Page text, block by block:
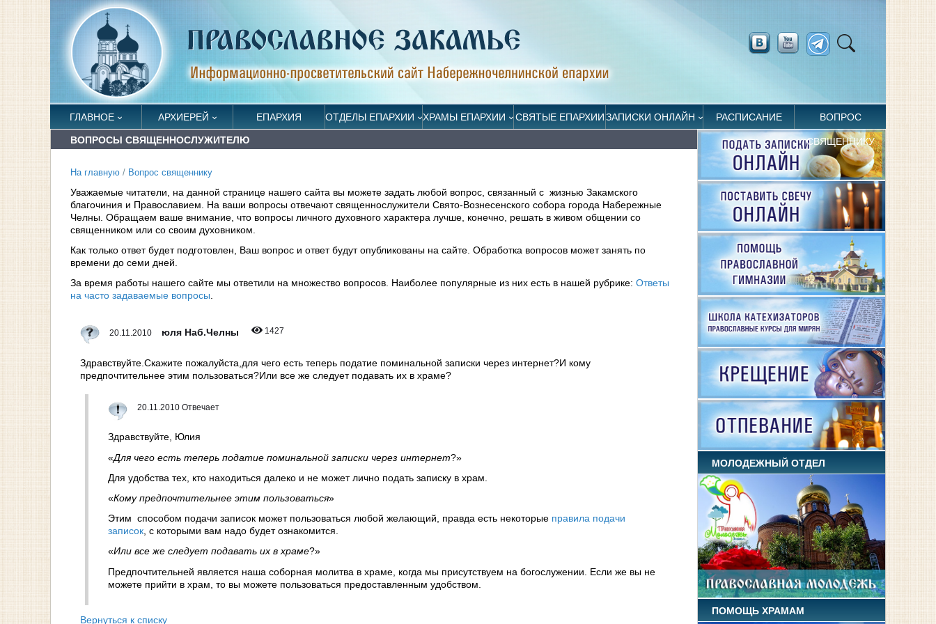
ГЛАВНОЕ АРХИЕРЕЙ ЕПАРХИЯ ОТДЕЛЫ ЕПАРХИИ ХРАМЫ ЕПАРХИИ СВЯТЫЕ ЕПАРХИИЗАПИСКИ ОНЛАЙН РАСПИСАНИЕ ВОПРОС
СВЯЩЕННИКУ
ВОПРОСЫ СВЯЩЕННОСЛУЖИТЕЛЮ
На главную / Вопрос священнику
Уважаемые читатели, на данной странице нашего сайта вы можете задать любой вопрос, связанный с жизнью Закамского
благочиния и Православием. На ваши вопросы отвечают священнослужители Свято-Вознесенского собора города Набережные
Челны. Обращаем ваше внимание, что вопросы личного духовного характера лучше, конечно, решать в живом общении со
священником или со своим духовником.
Как только ответ будет подготовлен, Ваш вопрос и ответ будут опубликованы на сайте. Обработка вопросов может занять по
времени до семи дней.
За время работы нашего сайте мы ответили на множество вопросов. Наиболее популярные из них есть в нашей рубрике: Ответы
на часто задаваемые вопросы.
20.11.2010 юля Наб.Челны 1427
Здравствуйте.Скажите пожалуйста,для чего есть теперь податие поминальной записки через интернет?И кому
предпочтительнее этим пользоваться?Или все же следует подавать их в храме?
20.11.2010 Отвечает
Здравствуйте, Юлия
«Для чего есть теперь податие поминальной записки через интернет?»
Для удобства тех, кто находиться далеко и не может лично подать записку в храм.
«Кому предпочтительнее этим пользоваться»
Этим способом подачи записок может пользоваться любой желающий, правда есть некоторые правила подачи
записок , с которыми вам надо будет ознакомится.
«Или все же следует подавать их в храме?»
Предпочтительней является наша соборная молитва в храме, когда мы присутствуем на богослужении. Если же вы не
можете прийти в храм, то вы можете пользоваться предоставленным удобством.
Вернуться к списку
МОЛОДЕЖНЫЙ ОТДЕЛ
ПОМОЩЬ ХРАМАМ